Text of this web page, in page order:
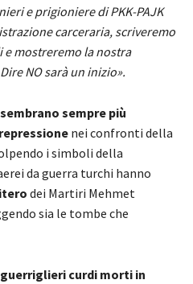
e prigioniere di PKK-PAJK
carceraria, scriveremo
mostreremo la nostra
NO sarà un inizio».
sempre più
nei confronti della
i simboli della
da guerra turchi hanno
dei Martiri Mehmet
sia le tombe che
curdi morti in